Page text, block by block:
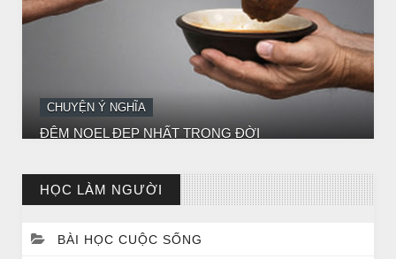
Chuyện Ý Nghĩa: Chết vì yêu
HỌC LÀM NGƯỜI
BÀI HỌC CUỘC SỐNG